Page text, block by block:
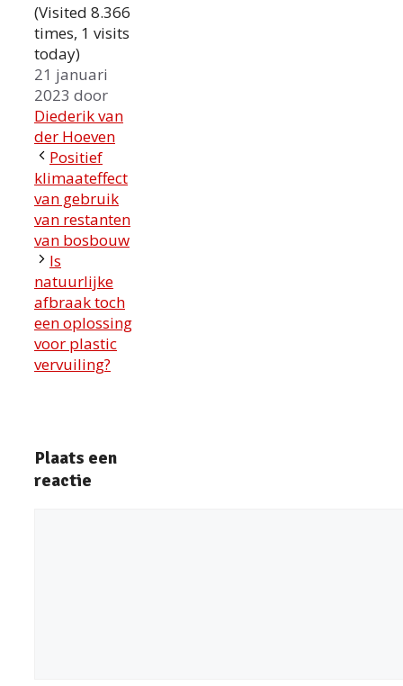
(Visited 8.366
times, 1 visits
today)
21 januari
2023 door
Diederik van
der Hoeven
Positief
klimaateffect
van gebruik
van restanten
van bosbouw
Is
natuurlijke
afbraak toch
een oplossing
voor plastic
vervuiling?
Plaats een
reactie